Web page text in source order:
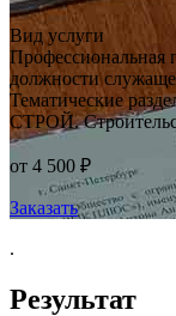
Вид услуги
Профессиональная
должности
Тематические
СТРОЙ.
от 4 500 ₽
Заказать
.
Результат